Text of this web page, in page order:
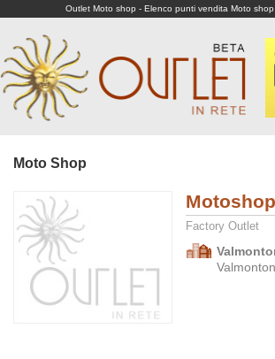
Outlet Moto shop - Elenco punti vendita Moto
Moto Shop
Motoshop
Factory Outlet